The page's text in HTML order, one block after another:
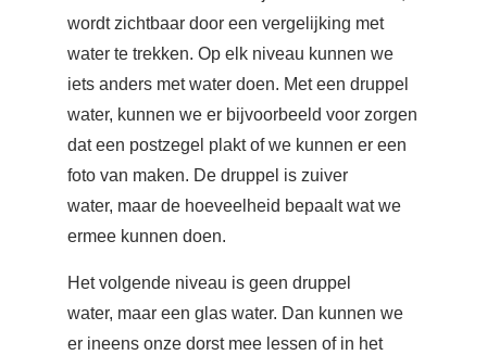
wordt zichtbaar door een vergelijking met
water te trekken. Op elk niveau kunnen we
iets anders met water doen. Met een druppel
water, kunnen we er bijvoorbeeld voor zorgen
dat een postzegel plakt of we kunnen er een
foto van maken. De druppel is zuiver
water, maar de hoeveelheid bepaalt wat we
ermee kunnen doen.
Het volgende niveau is geen druppel
water, maar een glas water. Dan kunnen we
er ineens onze dorst mee lessen of in het